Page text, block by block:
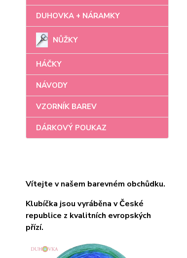
DUHOVKA + NÁRAMKY
NŮŽKY
HÁČKY
NÁVODY
VZORNÍK BAREV
DÁRKOVÝ POUKAZ
Vítejte v našem barevném obchůdku.
Klubíčka jsou vyráběna v České
republice z kvalitních evropských
přízí.